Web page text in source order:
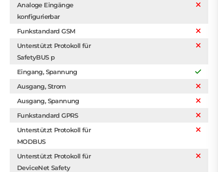
Analoge Eingänge
konfigurierbar
Funkstandard GSM
Unterstützt Protokoll für
SafetyBUS p
Eingang, Spannung
Ausgang, Strom
Ausgang, Spannung
Funkstandard GPRS
Unterstützt Protokoll für
MODBUS
Unterstützt Protokoll für
DeviceNet Safety